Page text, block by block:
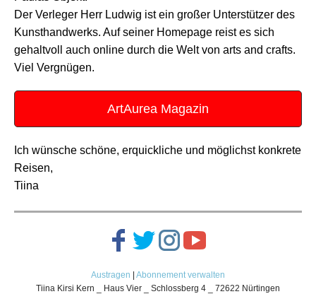
Der Verleger Herr Ludwig ist ein großer Unterstützer des
Kunsthandwerks. Auf seiner Homepage reist es sich
gehaltvoll auch online durch die Welt von arts and crafts.
Viel Vergnügen.
ArtAurea Magazin
Ich wünsche schöne, erquickliche und möglichst konkrete
Reisen,
Tiina
Austragen
Abonnement verwalten
Tiina Kirsi Kern _ Haus Vier _ Schlossberg 4 _ 72622 Nürtingen